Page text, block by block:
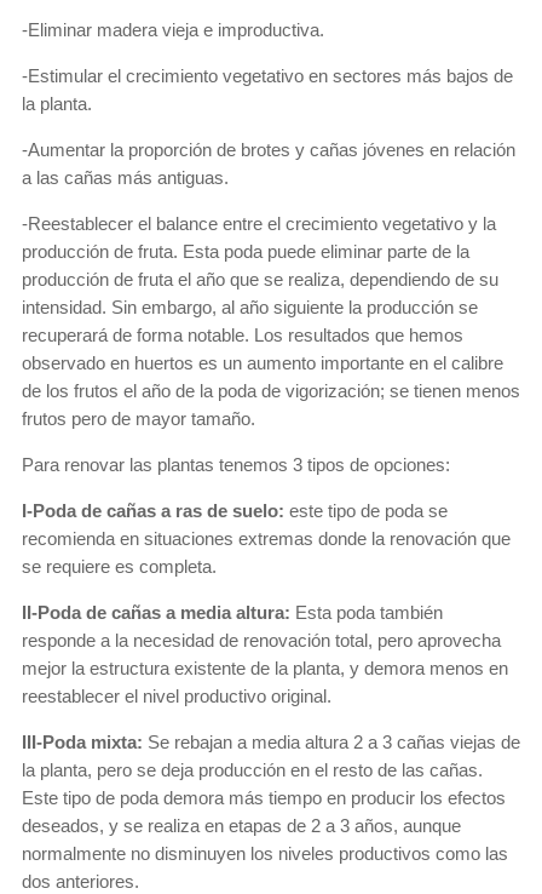
-Eliminar madera vieja e improductiva.
-Estimular el crecimiento vegetativo en sectores más bajos de
la planta.
-Aumentar la proporción de brotes y cañas jóvenes en relación
a las cañas más antiguas.
-Reestablecer el balance entre el crecimiento vegetativo y la
producción de fruta. Esta poda puede eliminar parte de la
producción de fruta el año que se realiza, dependiendo de su
intensidad. Sin embargo, al año siguiente la producción se
recuperará de forma notable. Los resultados que hemos
observado en huertos es un aumento importante en el calibre
de los frutos el año de la poda de vigorización; se tienen menos
frutos pero de mayor tamaño.
Para renovar las plantas tenemos 3 tipos de opciones:
I-Poda de cañas a ras de suelo: este tipo de poda se
recomienda en situaciones extremas donde la renovación que
se requiere es completa.
II-Poda de cañas a media altura: Esta poda también
responde a la necesidad de renovación total, pero aprovecha
mejor la estructura existente de la planta, y demora menos en
reestablecer el nivel productivo original.
III-Poda mixta: Se rebajan a media altura 2 a 3 cañas viejas de
la planta, pero se deja producción en el resto de las cañas.
Este tipo de poda demora más tiempo en producir los efectos
deseados, y se realiza en etapas de 2 a 3 años, aunque
normalmente no disminuyen los niveles productivos como las
dos anteriores.